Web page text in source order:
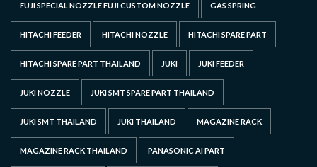
FUJI SPECIAL NOZZLE FUJI CUSTOM NOZZLE GAS SPRING
HITACHI FEEDER HITACHI NOZZLE HITACHI SPARE PART
HITACHI SPARE PART THAILAND JUKI JUKI FEEDER
JUKI NOZZLE JUKI SMT SPARE PART THAILAND
JUKI SMT THAILAND JUKI THAILAND MAGAZINE RACK
MAGAZINE RACK THAILAND PANASONIC AI PART